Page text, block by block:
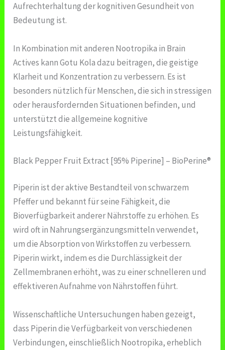
Aufrechterhaltung der kognitiven Gesundheit von
Bedeutung ist.
In Kombination mit anderen Nootropika in Brain
Actives kann Gotu Kola dazu beitragen, die geistige
Klarheit und Konzentration zu verbessern. Es ist
besonders nützlich für Menschen, die sich in stressigen
oder herausfordernden Situationen befinden, und
unterstützt die allgemeine kognitive
Leistungsfähigkeit.
Black Pepper Fruit Extract [95% Piperine] – BioPerine®
Piperin ist der aktive Bestandteil von schwarzem
Pfeffer und bekannt für seine Fähigkeit, die
Bioverfügbarkeit anderer Nährstoffe zu erhöhen. Es
wird oft in Nahrungsergänzungsmitteln verwendet,
um die Absorption von Wirkstoffen zu verbessern.
Piperin wirkt, indem es die Durchlässigkeit der
Zellmembranen erhöht, was zu einer schnelleren und
effektiveren Aufnahme von Nährstoffen führt.
Wissenschaftliche Untersuchungen haben gezeigt,
dass Piperin die Verfügbarkeit von verschiedenen
Verbindungen, einschließlich Nootropika, erheblich